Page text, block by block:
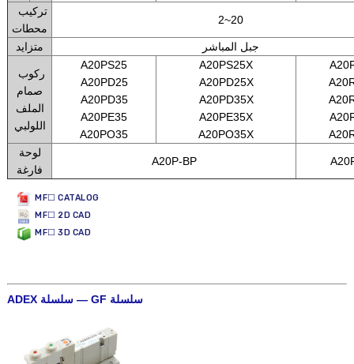
محطات
2~20
متزايد جبل المباشر
صمام
الملف
اللولبي
A20PS25
A20PD25
A20PD35
A20PE35
A20PO35
A20PS25X
A20PD25X
A20PD35X
A20PE35X
A20PO35X
لوحة
فارغة
A20P-BP
MF☐ CATALOG
MF☐ 2D CAD
MF☐ 3D CAD
ADEX سلسلة — GF سلسلة